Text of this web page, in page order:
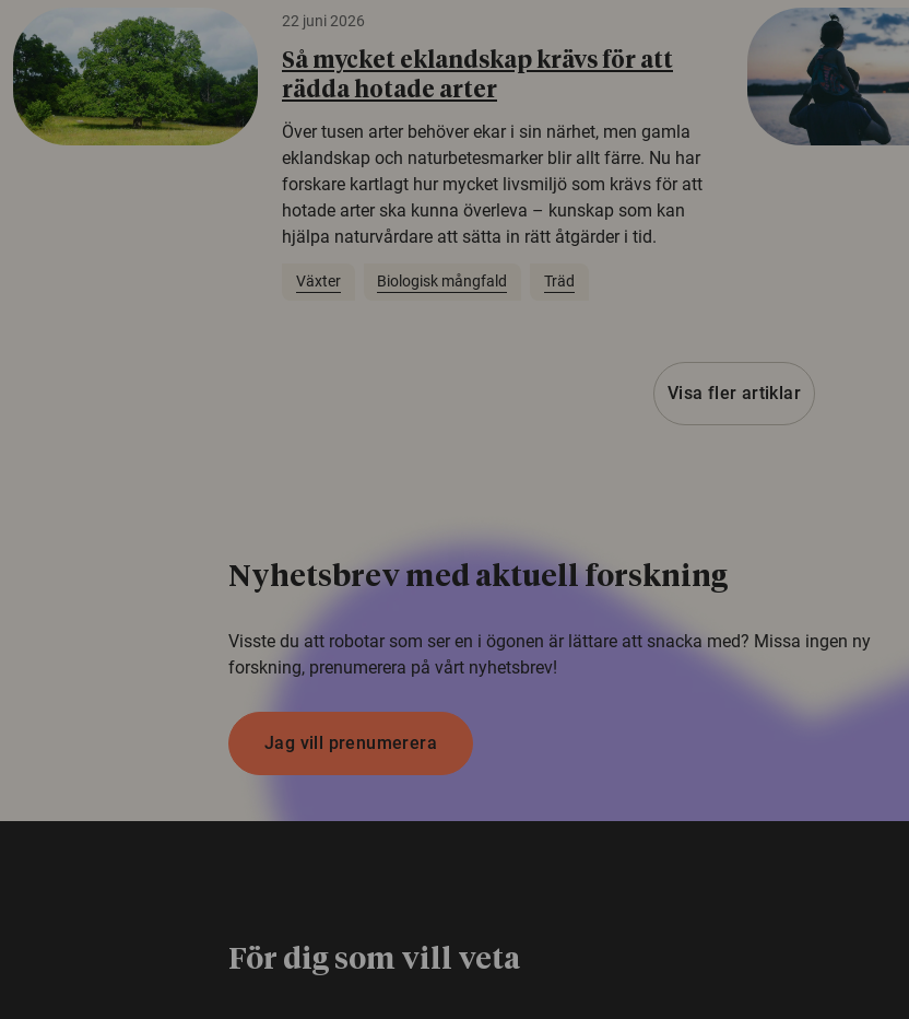
22 juni 2026
Så mycket eklandskap krävs för att
rädda hotade arter
Över tusen arter behöver ekar i sin närhet, men gamla
eklandskap och naturbetesmarker blir allt färre. Nu har
forskare kartlagt hur mycket livsmiljö som krävs för att
hotade arter ska kunna överleva – kunskap som kan
hjälpa naturvårdare att sätta in rätt åtgärder i tid.
Växter Biologisk mångfald Träd
Visa fler artiklar
Nyhetsbrev med aktuell forskning
Visste du att robotar som ser en i ögonen är lättare att snacka med? Missa ingen ny
forskning, prenumerera på vårt nyhetsbrev!
Jag vill prenumerera
För dig som vill veta